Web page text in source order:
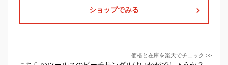
ショップでみる
価格と在庫を楽天でチェック >>